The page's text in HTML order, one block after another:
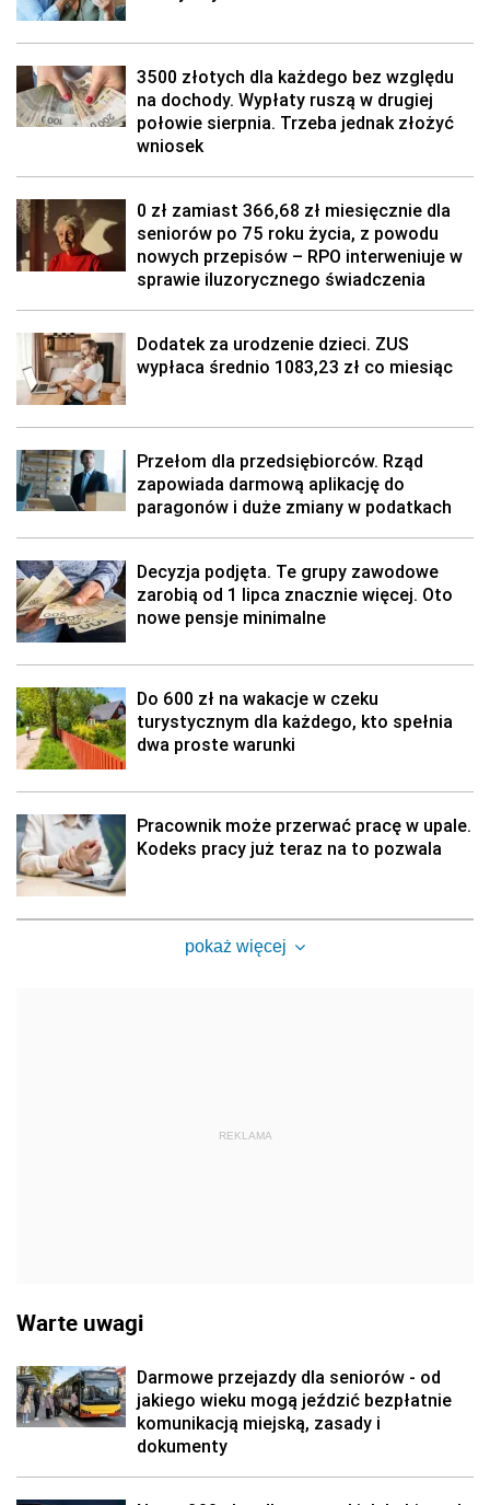
3500 złotych dla każdego bez względu
na dochody. Wypłaty ruszą w drugiej
połowie sierpnia. Trzeba jednak złożyć
wniosek
0 zł zamiast 366,68 zł miesięcznie dla
seniorów po 75 roku życia, z powodu
nowych przepisów – RPO interweniuje w
sprawie iluzorycznego świadczenia
Dodatek za urodzenie dzieci. ZUS
wypłaca średnio 1083,23 zł co miesiąc
Przełom dla przedsiębiorców. Rząd
zapowiada darmową aplikację do
paragonów i duże zmiany w podatkach
Decyzja podjęta. Te grupy zawodowe
zarobią od 1 lipca znacznie więcej. Oto
nowe pensje minimalne
Do 600 zł na wakacje w czeku
turystycznym dla każdego, kto spełnia
dwa proste warunki
Pracownik może przerwać pracę w upale.
Kodeks pracy już teraz na to pozwala
pokaż więcej
REKLAMA
Warte uwagi
Darmowe przejazdy dla seniorów - od
jakiego wieku mogą jeździć bezpłatnie
komunikacją miejską, zasady i
dokumenty